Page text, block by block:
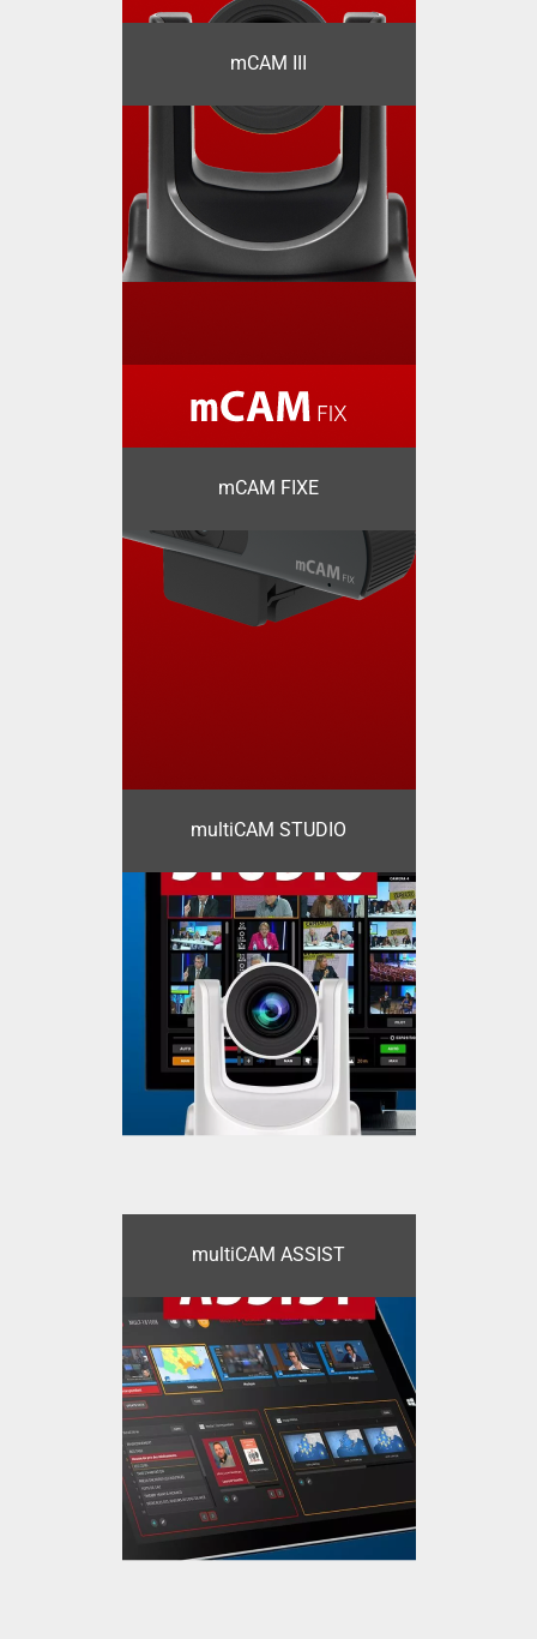
mCAM III
mCAM FIXE
multiCAM STUDIO
multiCAM ASSIST